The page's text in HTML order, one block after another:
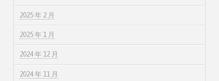
2025 年 2 月
2025 年 1 月
2024 年 12 月
2024 年 11 月